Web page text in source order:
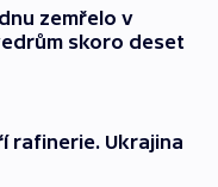
zemřelo v
skoro deset
rafinerie. Ukrajina